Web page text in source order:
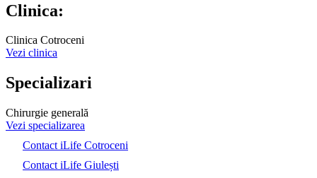
Clinica:
Clinica Cotroceni
Vezi clinica
Specializari
Chirurgie generală
Vezi specializarea
Contact iLife Cotroceni
Contact iLife Giulești